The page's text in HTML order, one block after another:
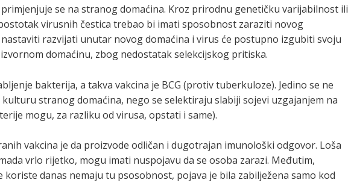
se na stranog domaćina. Kroz prirodnu genetičku varijabilnost ili
virusnih čestica trebao bi imati sposobnost zaraziti novog
nastaviti razvijati unutar novog domaćina i virus će postupno izgubiti svoju
domaćinu, zbog nedostatak selekcijskog pritiska.
bakterija, a takva vakcina je BCG (protiv tuberkuloze). Jedino se ne
stranog domaćina, nego se selektiraju slabiji sojevi uzgajanjem na
mogu, za razliku od virusa, opstati i same).
vakcina je da proizvode odličan i dugotrajan imunološki odgovor. Loša
vrlo rijetko, mogu imati nuspojavu da se osoba zarazi. Međutim,
koriste danas nemaju tu psosobnost, pojava je bila zabilježena samo kod